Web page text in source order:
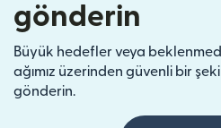
gönderin
Büyük hedefler veya
ağımız üzerinden güvenli bir
gönderin.